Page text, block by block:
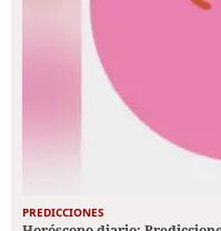
PREDICCIONES